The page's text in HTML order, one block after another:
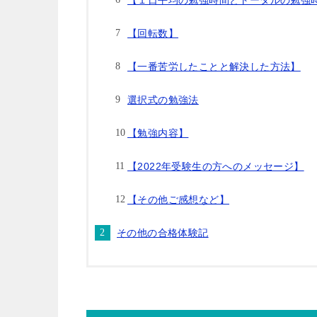
【回転数】
【一番苦労したことと解決した方法】
選択式の勉強法
【勉強内容】
【2022年受験生の方へのメッセージ】
【その他ご感想など】
その他の合格体験記